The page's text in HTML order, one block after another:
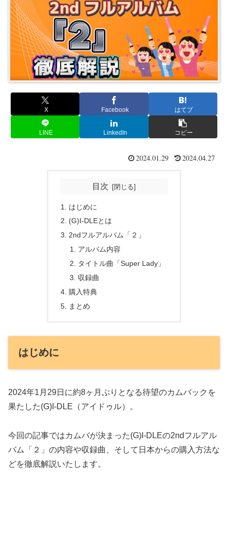
X Facebook はてブ
LINE LinkedIn コピー
2024.01.29 2024.04.27
目次
はじめに
(G)I-DLEとは
2ndフルアルバム「２」
アルバム内容
タイトル曲「Super Lady」
収録曲
購入特典
まとめ
はじめに
2024年1月29日に約8ヶ月ぶりとなる待望のカムバックを
果たした(G)I-DLE（アイドゥル）。
今回の記事ではカムバが決まった(G)I-DLEの2ndフルアル
バム「２」の内容や収録曲、そして日本からの購入方法な
どを徹底解説いたします。